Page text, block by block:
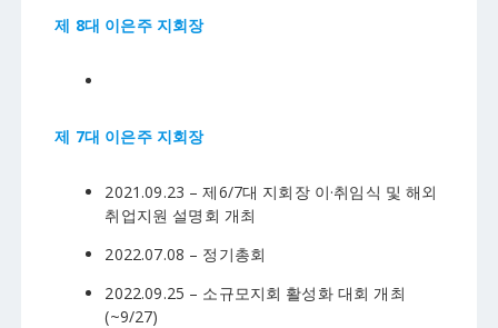
제 8대 이은주 지회장
제 7대 이은주 지회장
2021.09.23 – 제6/7대 지회장 이·취임식 및 해외
취업지원 설명회 개최
2022.07.08 – 정기총회
2022.09.25 – 소규모지회 활성화 대회 개최
(~9/27)